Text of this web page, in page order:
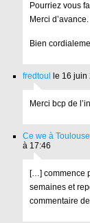
Pourriez vous
Merci d’avance.
Bien
fredtoul le 16 juin
Merci bcp de
Ce we à
à 17:46
[…] commence
semaines et
commentaire